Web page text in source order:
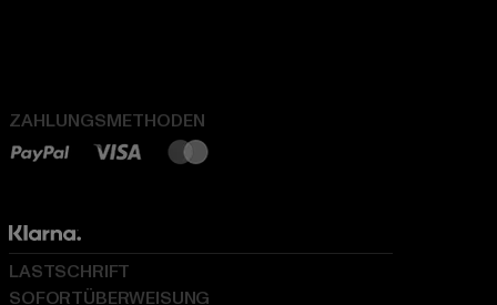
ZAHLUNGSMETHODEN
LASTSCHRIFT
SOFORTÜBERWEISUNG